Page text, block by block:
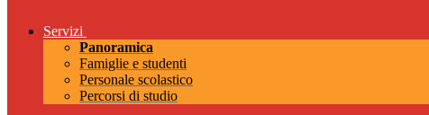
Servizi
Panoramica
Famiglie e studenti
Personale scolastico
Percorsi di studio